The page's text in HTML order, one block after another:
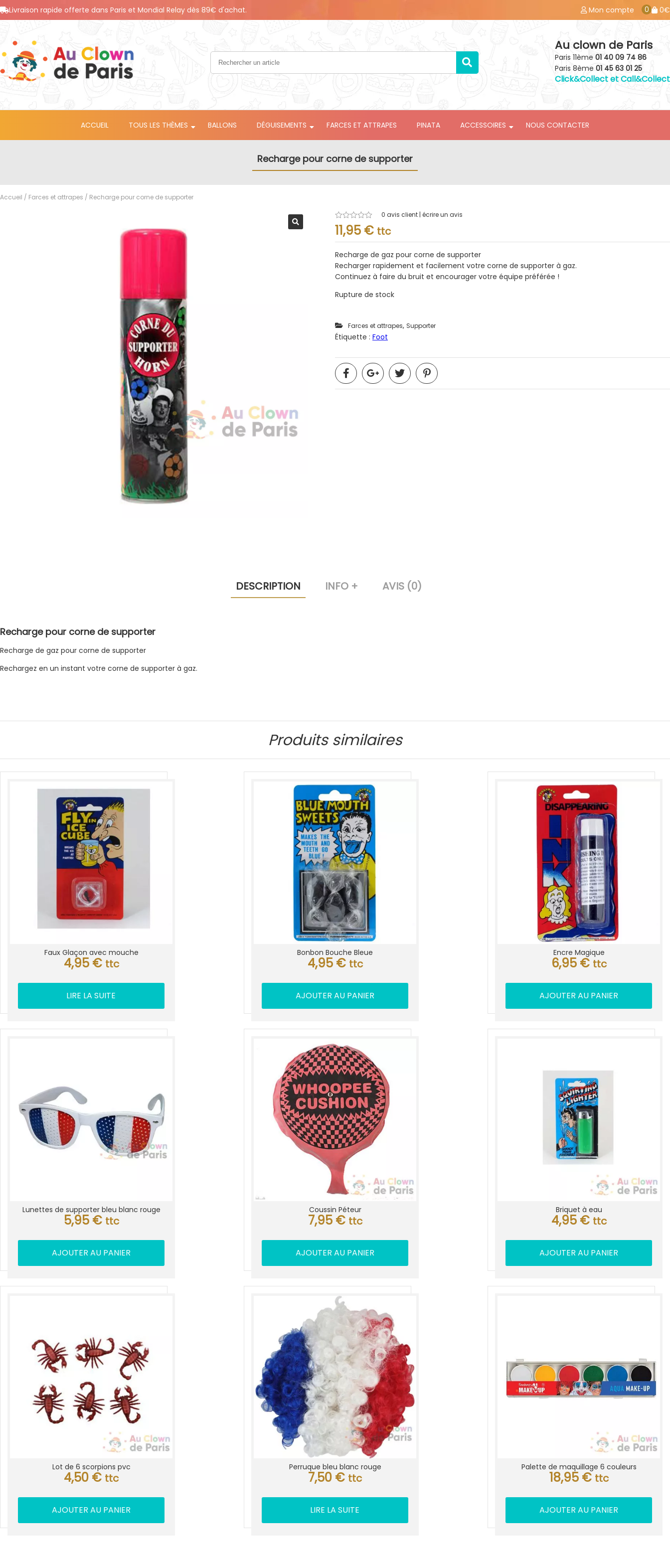
Livraison rapide offerte dans Paris et Mondial Relay dès 89€ d'achat. Mon compte 0 0€
Au clown de Paris
Paris 11ème 01 40 09 74 86
Paris 8ème 01 45 63 01 25
Click&Collect et Call&Collect
ACCUEIL TOUS LES THÈMES BALLONS DÉGUISEMENTS FARCES ET ATTRAPES PINATA ACCESSOIRES NOUS CONTACTER
Recharge pour corne de supporter
Accueil / Farces et attrapes / Recharge pour corne de supporter
Note
0.001
0 avis client | écrire un avis
11,95 € ttc
Recharge de gaz pour corne de supporter
Recharger rapidement et facilement votre corne de supporter à gaz.
Continuez à faire du bruit et encourager votre équipe préférée !
Rupture de stock
Farces et attrapes, Supporter
Étiquette : Foot
DESCRIPTION INFO + AVIS (0)
Recharge pour corne de supporter
Recharge de gaz pour corne de supporter
Rechargez en un instant votre corne de supporter à gaz.
Produits similaires
Faux Glaçon avec mouche
4,95 € ttc
LIRE LA SUITE
Bonbon Bouche Bleue
4,95 € ttc
AJOUTER AU PANIER
Encre Magique
6,95 € ttc
AJOUTER AU PANIER
Lunettes de supporter bleu blanc rouge
5,95 € ttc
AJOUTER AU PANIER
Coussin Péteur
7,95 € ttc
AJOUTER AU PANIER
Briquet à eau
4,95 € ttc
AJOUTER AU PANIER
Lot de 6 scorpions pvc
4,50 € ttc
AJOUTER AU PANIER
Perruque bleu blanc rouge
7,50 € ttc
LIRE LA SUITE
Palette de maquillage 6 couleurs
18,95 € ttc
AJOUTER AU PANIER